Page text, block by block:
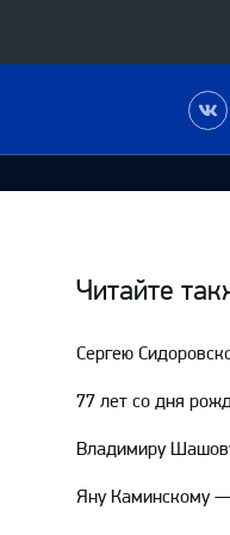
Наша
в
Читайте
Сергею
77 лет со дня
Владимиру
Яну Каминскому